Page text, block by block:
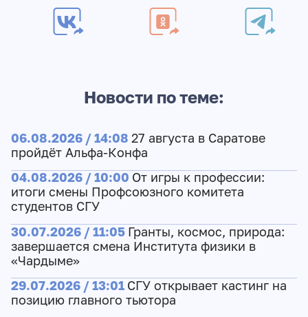
Новости по теме:
06.08.2026 / 14:08 27 августа в Саратове
пройдёт Альфа-Конфа
04.08.2026 / 10:00 От игры к профессии:
итоги смены Профсоюзного комитета
студентов СГУ
30.07.2026 / 11:05 Гранты, космос, природа:
завершается смена Института физики в
«Чардыме»
29.07.2026 / 13:01 СГУ открывает кастинг на
позицию главного тьютора